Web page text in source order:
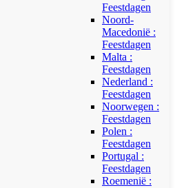
Feestdagen
Noord-
Macedonië :
Feestdagen
Malta :
Feestdagen
Nederland :
Feestdagen
Noorwegen :
Feestdagen
Polen :
Feestdagen
Portugal :
Feestdagen
Roemenië :